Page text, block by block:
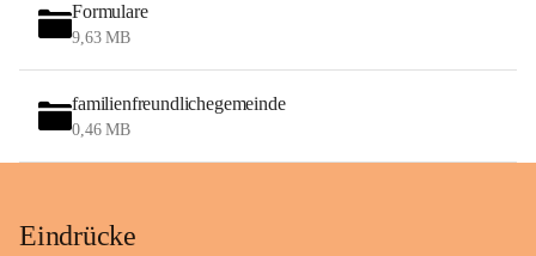
Formulare
9,63 MB
familienfreundlichegemeinde
0,46 MB
Eindrücke